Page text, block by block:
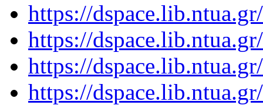
https://
https://
https://
https://